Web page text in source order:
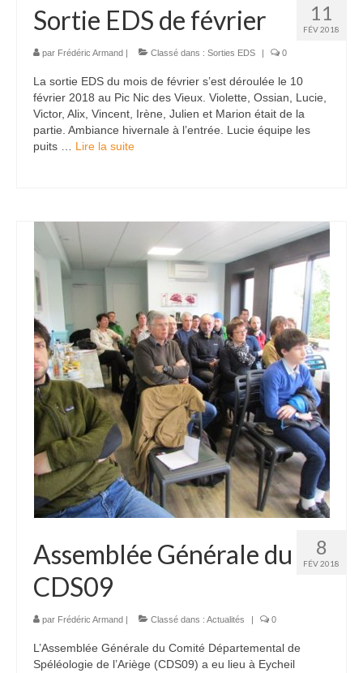
11
FÉV 2018
Sortie EDS de février
par Frédéric Armand | Classé dans : Sorties EDS | 0
La sortie EDS du mois de février s’est déroulée le 10
février 2018 au Pic Nic des Vieux. Violette, Ossian, Lucie,
Victor, Alix, Vincent, Irène, Julien et Marion était de la
partie. Ambiance hivernale à l’entrée. Lucie équipe les
puits … Lire la suite­­
8
FÉV 2018
Assemblée Générale du
CDS09
par Frédéric Armand | Classé dans : Actualités | 0
L’Assemblée Générale du Comité Départemental de
Spéléologie de l’Ariège (CDS09) a eu lieu à Eycheil